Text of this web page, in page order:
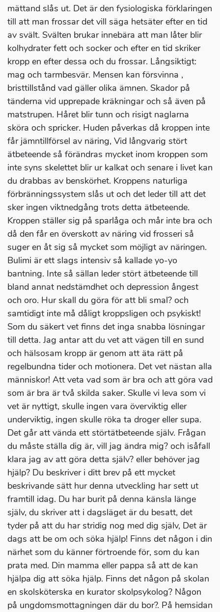
mättand slås ut. Det är den fysiologiska förklaringen
till att man frossar det vill säga hetsäter efter en tid
av svält. Svälten brukar innebära att man låter blir
kolhydrater fett och socker och efter en tid skriker
kropp en efter dessa och du frossar. Långsiktigt:
mag och tarmbesvär. Mensen kan försvinna ,
bristtillstånd vad gäller olika ämnen. Skador på
tänderna vid upprepade kräkningar och så även på
matstrupen. Håret blir tunn och risigt naglarna
sköra och spricker. Huden påverkas då kroppen inte
får jämntillförsel av näring, Vid långvarig stört
ätbeteende så förändras mycket inom kroppen som
inte syns skelettet blir ur kalkat och senare i livet kan
du drabbas av benskörhet. Kroppens naturliga
förbränningssystem slås ut och det leder till att det
sker ingen viktnedgång trots detta ätbeteende.
Kroppen ställer sig på sparlåga och mår inte bra och
då den får en överskott av näring vid frosseri så
suger en åt sig så mycket som möjligt av näringen.
Bulimi är ett slags intensiv så kallade yo-yo
bantning. Inte så sällan leder stört ätbeteende till
bland annat nedstämdhet och depression ångest
och oro. Hur skall du göra för att bli smal? och
samtidigt inte må dåligt kroppsligen och psykiskt!
Som du säkert vet finns det inga snabba lösningar
till detta. Jag antar att du vet att vägen till en sund
och hälsosam kropp är genom att äta rätt på
regelbundna tider och motionera. Det vet nästan alla
människor! Att veta vad som är bra och att göra vad
som är bra är två skilda saker. Skulle vi leva som vi
vet är nyttigt, skulle ingen vara överviktig eller
underviktig, ingen skulle röka ta droger eller supa.
Det går att vända ett störtätbeteende själv. Frågan
du måste ställa dig är, vill jag ändra mig? och isåfall
klara jag av att göra detta själv? eller behöver jag
hjälp? Du beskriver i ditt brev på ett mycket
beskrivande sätt hur denna utveckling har sett ut
framtill idag. Du har burit på denna känsla länge
själv, du skriver att i dagsläget är du besatt, det
tyder på att du har stridig nog med dig själv, Det är
dags att be om och söka hjälp! Finns det någon i din
närhet som du känner förtroende för, som du kan
prata med. Din mamma eller pappa så att de kan
hjälpa dig att söka hjälp. Finns det någon på skolan
en skolsköterska en kurator skolpsykolog? Någon
på ungdomsmottagningen där du bor?. På hemsidan